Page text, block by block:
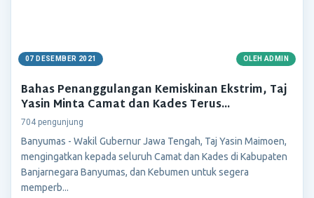
07 DESEMBER 2021 OLEH ADMIN
Bahas Penanggulangan Kemiskinan Ekstrim, Taj
Yasin Minta Camat dan Kades Terus...
704 pengunjung
Banyumas - Wakil Gubernur Jawa Tengah, Taj Yasin Maimoen,
mengingatkan kepada seluruh Camat dan Kades di Kabupaten
Banjarnegara Banyumas, dan Kebumen untuk segera
memperb...